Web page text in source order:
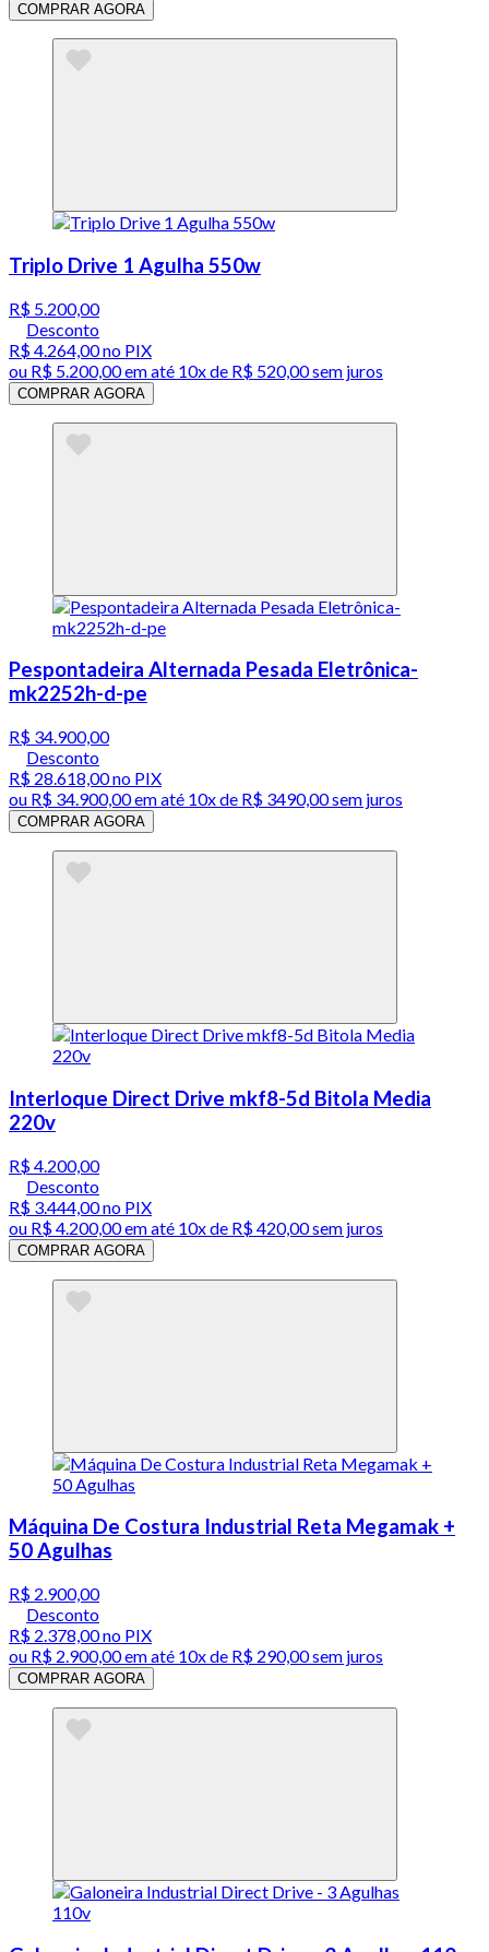
COMPRAR AGORA
Triplo Drive 1 Agulha 550w
R$ 5.200,00
Desconto
R$ 4.264,00no PIX
ou R$ 5.200,00em até 10x de R$ 520,00 sem juros
COMPRAR AGORA
Pespontadeira Alternada Pesada Eletrônica-
mk2252h-d-pe
R$ 34.900,00
Desconto
R$ 28.618,00no PIX
ou R$ 34.900,00em até 10x de R$ 3490,00 sem juros
COMPRAR AGORA
Interloque Direct Drive mkf8-5d Bitola Media
220v
R$ 4.200,00
Desconto
R$ 3.444,00no PIX
ou R$ 4.200,00em até 10x de R$ 420,00 sem juros
COMPRAR AGORA
Máquina De Costura Industrial Reta Megamak +
50 Agulhas
R$ 2.900,00
Desconto
R$ 2.378,00no PIX
ou R$ 2.900,00em até 10x de R$ 290,00 sem juros
COMPRAR AGORA